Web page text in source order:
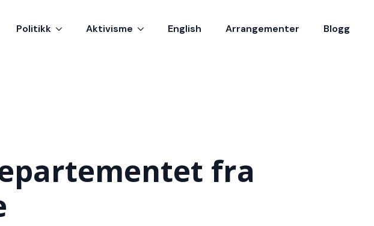
Politikk Aktivisme English Arrangementer Blogg
fra